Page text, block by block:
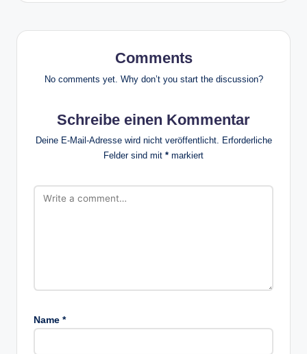
Comments
No comments yet. Why don’t you start the discussion?
Schreibe einen Kommentar
Deine E-Mail-Adresse wird nicht veröffentlicht. Erforderliche
Felder sind mit * markiert
Name *